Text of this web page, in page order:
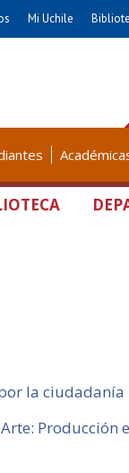
Mi Uchile
la ciudadanía
Producción